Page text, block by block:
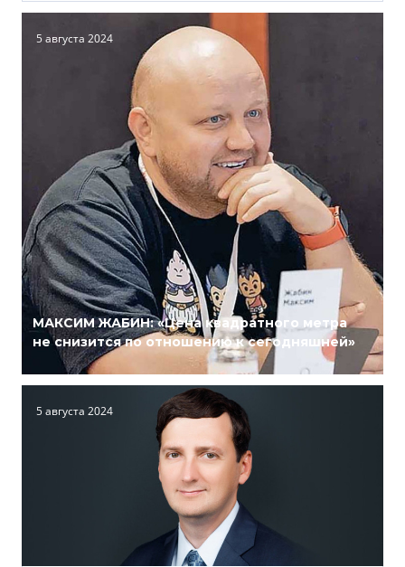
5 августа 2024
МАКСИМ ЖАБИН: «Цена квадратного метра
не снизится по отношению к сегодняшней»
5 августа 2024